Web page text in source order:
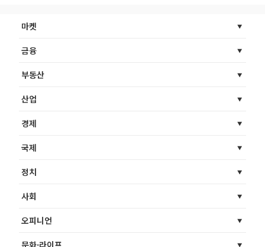
마켓
금융
부동산
산업
경제
국제
정치
사회
오피니언
문화·라이프